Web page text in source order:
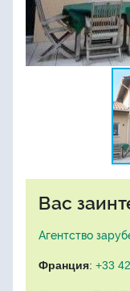
Вас
Агентство
Франция: +33